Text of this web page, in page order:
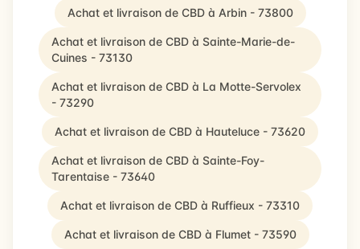
Achat et livraison de CBD à Arbin - 73800
Achat et livraison de CBD à Sainte-Marie-de-
Cuines - 73130
Achat et livraison de CBD à La Motte-Servolex
- 73290
Achat et livraison de CBD à Hauteluce - 73620
Achat et livraison de CBD à Sainte-Foy-
Tarentaise - 73640
Achat et livraison de CBD à Ruffieux - 73310
Achat et livraison de CBD à Flumet - 73590